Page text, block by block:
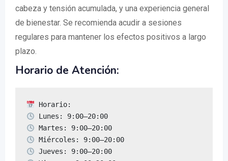
cabeza y tensión acumulada, y una experiencia general
de bienestar. Se recomienda acudir a sesiones
regulares para mantener los efectos positivos a largo
plazo.
Horario de Atención: